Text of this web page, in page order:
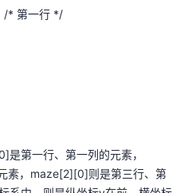
/* 第一行 */
是第一行、第一列的元素，
， maze[2][0]则是第三行、第